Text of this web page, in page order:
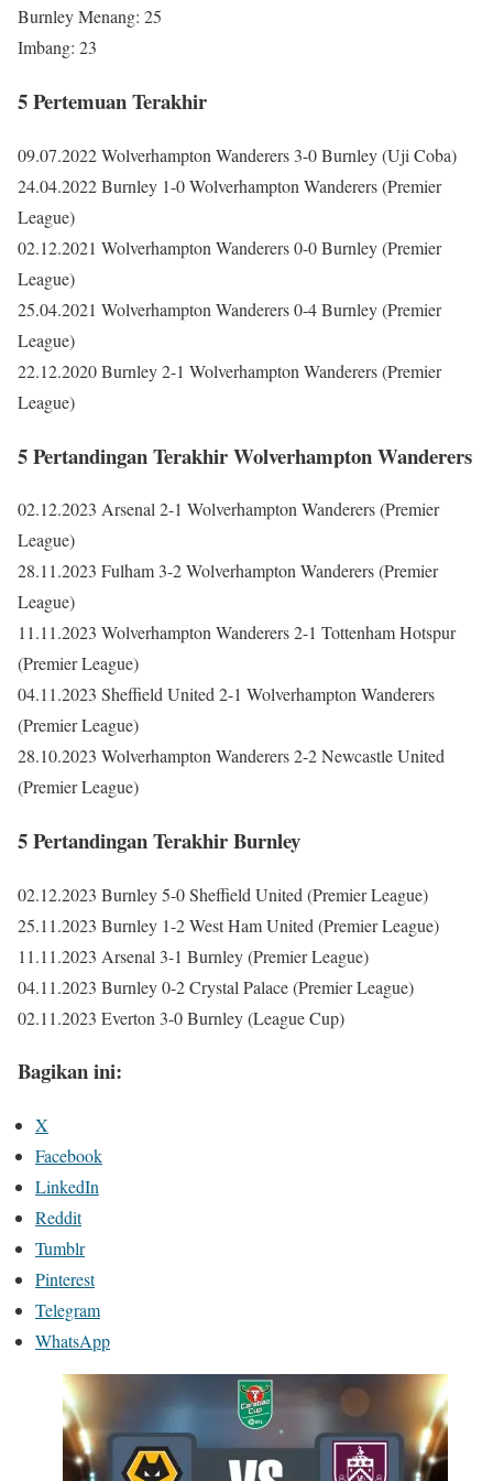
Burnley Menang: 25
Imbang: 23
5 Pertemuan Terakhir
09.07.2022 Wolverhampton Wanderers 3-0 Burnley (Uji Coba)
24.04.2022 Burnley 1-0 Wolverhampton Wanderers (Premier
League)
02.12.2021 Wolverhampton Wanderers 0-0 Burnley (Premier
League)
25.04.2021 Wolverhampton Wanderers 0-4 Burnley (Premier
League)
22.12.2020 Burnley 2-1 Wolverhampton Wanderers (Premier
League)
5 Pertandingan Terakhir Wolverhampton Wanderers
02.12.2023 Arsenal 2-1 Wolverhampton Wanderers (Premier
League)
28.11.2023 Fulham 3-2 Wolverhampton Wanderers (Premier
League)
11.11.2023 Wolverhampton Wanderers 2-1 Tottenham Hotspur
(Premier League)
04.11.2023 Sheffield United 2-1 Wolverhampton Wanderers
(Premier League)
28.10.2023 Wolverhampton Wanderers 2-2 Newcastle United
(Premier League)
5 Pertandingan Terakhir Burnley
02.12.2023 Burnley 5-0 Sheffield United (Premier League)
25.11.2023 Burnley 1-2 West Ham United (Premier League)
11.11.2023 Arsenal 3-1 Burnley (Premier League)
04.11.2023 Burnley 0-2 Crystal Palace (Premier League)
02.11.2023 Everton 3-0 Burnley (League Cup)
Bagikan ini:
X
Facebook
LinkedIn
Reddit
Tumblr
Pinterest
Telegram
WhatsApp